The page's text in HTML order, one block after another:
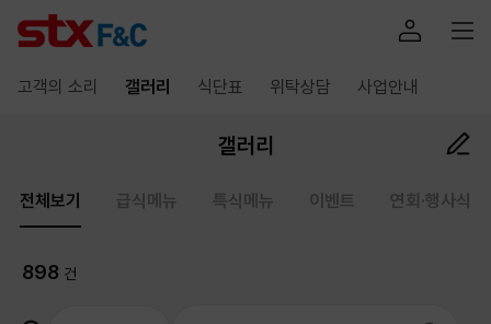
고객의 소리 갤러리 식단표 위탁상담 사업안내
갤러리
전체보기 급식메뉴 특식메뉴 이벤트 연회·행사식
898 건